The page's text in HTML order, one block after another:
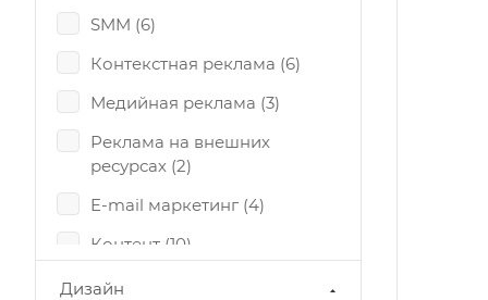
аутсорсинг
оборудование и ПО,
серверного оборудования и
Системное администрирование,
интеграция, Создание, поддержка
Проектирование инфраструктуры,
и создание систем физической
Оптимизация скриптов и
к БД
SMM (6)
Контекстная реклама (6)
Медийная реклама (3)
Реклама на внешних
ресурсах (2)
E-mail маркетинг (4)
Контент (10)
Фирменный стиль (
Дизайн